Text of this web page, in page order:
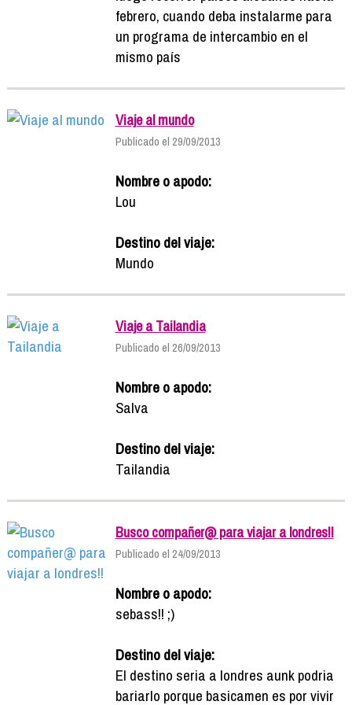
febrero, cuando deba instalarme para
un programa de intercambio en el
mismo país
Viaje al mundo
Publicado el 29/09/2013
Nombre o apodo:
Lou
Destino del viaje:
Mundo
Viaje a Tailandia
Publicado el 26/09/2013
Nombre o apodo:
Salva
Destino del viaje:
Tailandia
Busco compañer@ para viajar a londres!!
Publicado el 24/09/2013
Nombre o apodo:
sebass!! ;)
Destino del viaje:
El destino seria a londres aunk podria
bariarlo porque basicamen es por vivir